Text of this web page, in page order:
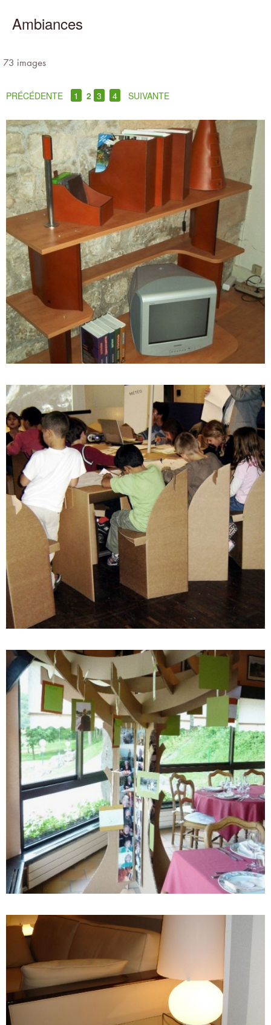
Ambiances
73 images
PRÉCÉDENTE 1 2 3 4 SUIVANTE